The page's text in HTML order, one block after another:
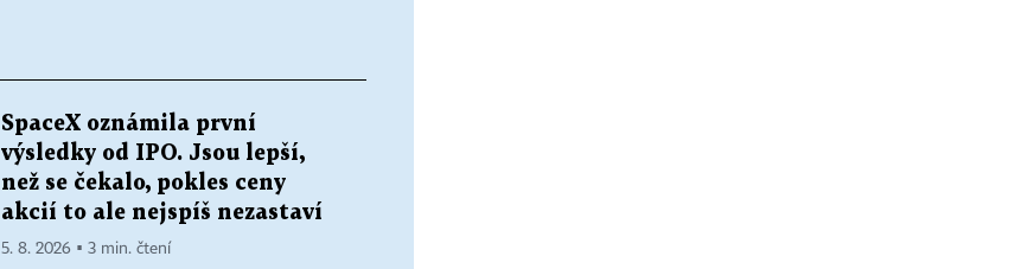
SpaceX oznámila první
výsledky od IPO. Jsou lepší,
než se čekalo, pokles ceny
akcií to ale nejspíš nezastaví
5. 8. 2026 ▪ 3 min. čtení